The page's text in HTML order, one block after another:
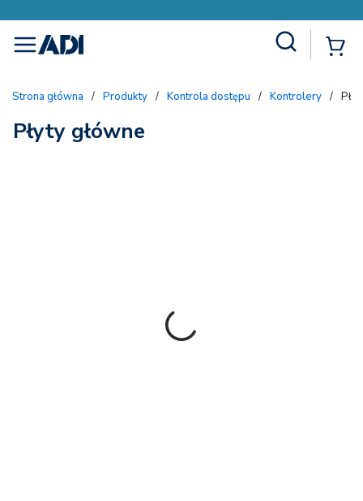
menu
Strona główna / Produkty / Kontrola dostępu / Kontrolery /
Płyty główne